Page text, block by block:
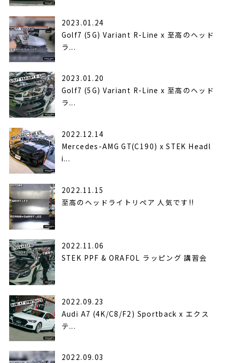
2023.01.24
Golf7 (5G) Variant R-Line x 至高のヘッド
ラ...
2023.01.20
Golf7 (5G) Variant R-Line x 至高のヘッド
ラ...
2022.12.14
Mercedes-AMG GT(C190) x STEK Headl
i...
2022.11.15
至高のヘッドライトリペア 人気です!!
2022.11.06
STEK PPF & ORAFOL ラッピング 講習会
2022.09.23
Audi A7 (4K/C8/F2) Sportback x エクス
テ...
2022.09.03